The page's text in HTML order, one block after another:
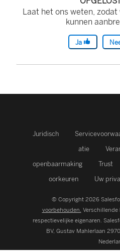
Laat het ons weten,
kunnen
Ja
Juridisch
atie
openbaarmaking
Trust
oorkeuren
Uw
© Copyright 2026
voorbehouden.
respectievelijke eigenaren.
BV, Gustav Mahlerlaan